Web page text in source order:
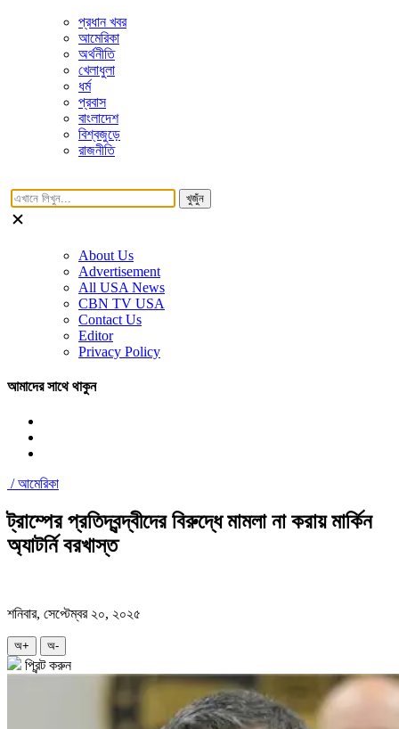
প্রধান খবর
আমেরিকা
অর্থনীতি
খেলাধুলা
ধর্ম
প্রবাস
বাংলাদেশ
বিশ্বজুড়ে
রাজনীতি
খুজুঁন
About Us
Advertisement
All USA News
CBN TV USA
Contact Us
Editor
Privacy Policy
আমাদের সাথে থাকুন
/আমেরিকা
ট্রাম্পের প্রতিদ্বন্দ্বীদের বিরুদ্ধে মামলা না করায় মার্কিন
অ্যাটর্নি বরখাস্ত
শনিবার, সেপ্টেম্বর ২০, ২০২৫
অ+ অ-
প্রিন্ট করুন